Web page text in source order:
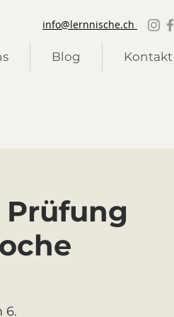
info@lernnische.ch
Blog Kontakt
6.